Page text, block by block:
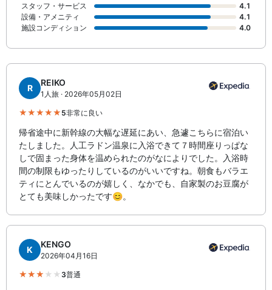
スタッフ・サービス
4.1
設備・アメニティ
4.1
施設コンディション
4.0
R
REIKO
1人旅 · 2026年05月02日
5非常に良い
帰省途中に新幹線の大幅な遅延にあい、急遽こちらに宿泊い
たしました。人工ラドン温泉に入浴できて７時間座りっぱな
しで固まった身体を温められたのがなによりでした。入浴時
間の制限もゆったりしているのがいいですね。朝食もバラエ
ティにとんでいるのが嬉しく、なかでも、自家製のお豆腐が
とても美味しかったです😊。
K
KENGO
2026年04月16日
3普通